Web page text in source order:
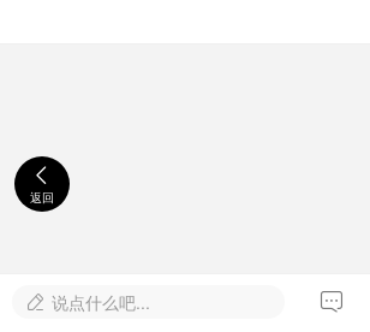

返回
 说点什么吧... 